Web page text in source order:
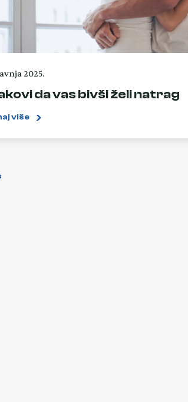
2025.
da vas bivši želi natrag
više